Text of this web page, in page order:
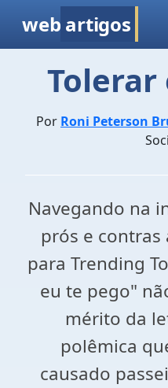
web artigos
Tolerar
Por Roni Peterson
Navegando na
prós e
para Trending
eu te pego"
mérito da
polêmica
causado